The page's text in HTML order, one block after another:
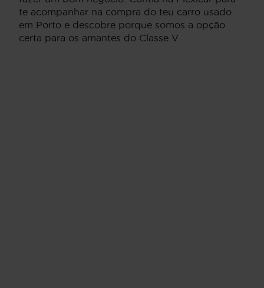
te acompanhar na compra do teu carro usado
em Porto e descobre porque somos a opção
certa para os amantes do Classe V.